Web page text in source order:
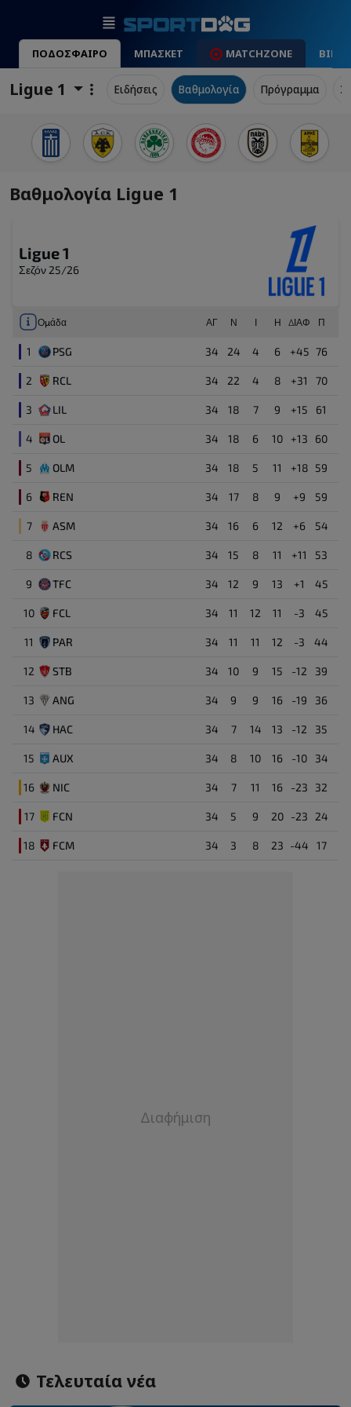
ΠΟΔΟΣΦΑΙΡΟ ΜΠΑΣΚΕΤ MATCHZONE
Ligue 1 Ειδήσεις Βαθμολογία Πρόγραμμα
Βαθμολογία Ligue 1
Ligue 1
Σεζόν 25/26
Ομάδα ΑΓ Ν Ι Η ΔΙΑΦ Π
1 PSG 34 24 4 6 +45 76
2 RCL 34 22 4 8 +31 70
3 LIL 34 18 7 9 +15 61
4 OL 34 18 6 10 +13 60
5 OLM 34 18 5 11 +18 59
6 REN 34 17 8 9 +9 59
7 ASM 34 16 6 12 +6 54
8 RCS 34 15 8 11 +11 53
9 TFC 34 12 9 13 +1 45
10 FCL 34 11 12 11 -3 45
11 PAR 34 11 11 12 -3 44
12 STB 34 10 9 15 -12 39
13 ANG 34 9 9 16 -19 36
14 HAC 34 7 14 13 -12 35
15 AUX 34 8 10 16 -10 34
16 NIC 34 7 11 16 -23 32
17 FCN 34 5 9 20 -23 24
18 FCM 34 3 8 23 -44 17
Τελευταία νέα